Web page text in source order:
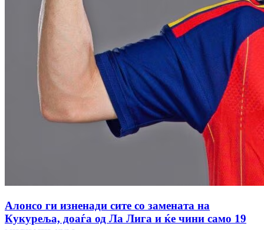
Алонсо ги изненади сите со замената на
Кукуреља, доаѓа од Ла Лига и ќе чини само 19